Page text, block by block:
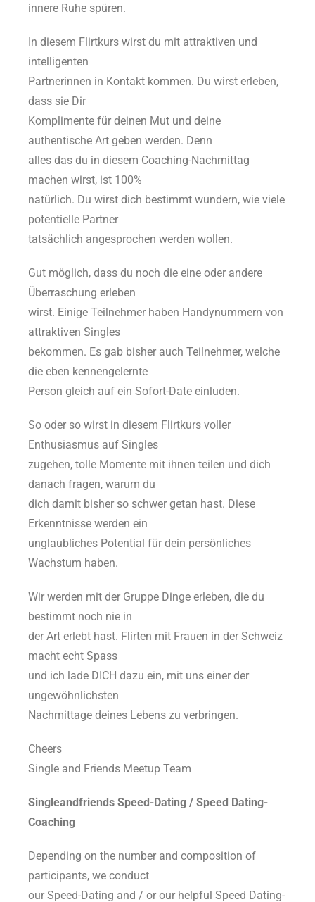
innere Ruhe spüren.
In diesem Flirtkurs wirst du mit attraktiven und
intelligenten
Partnerinnen in Kontakt kommen. Du wirst erleben,
dass sie Dir
Komplimente für deinen Mut und deine
authentische Art geben werden. Denn
alles das du in diesem Coaching-Nachmittag
machen wirst, ist 100%
natürlich. Du wirst dich bestimmt wundern, wie viele
potentielle Partner
tatsächlich angesprochen werden wollen.
Gut möglich, dass du noch die eine oder andere
Überraschung erleben
wirst. Einige Teilnehmer haben Handynummern von
attraktiven Singles
bekommen. Es gab bisher auch Teilnehmer, welche
die eben kennengelernte
Person gleich auf ein Sofort-Date einluden.
So oder so wirst in diesem Flirtkurs voller
Enthusiasmus auf Singles
zugehen, tolle Momente mit ihnen teilen und dich
danach fragen, warum du
dich damit bisher so schwer getan hast. Diese
Erkenntnisse werden ein
unglaubliches Potential für dein persönliches
Wachstum haben.
Wir werden mit der Gruppe Dinge erleben, die du
bestimmt noch nie in
der Art erlebt hast. Flirten mit Frauen in der Schweiz
macht echt Spass
und ich lade DICH dazu ein, mit uns einer der
ungewöhnlichsten
Nachmittage deines Lebens zu verbringen.
Cheers
Single and Friends Meetup Team
Singleandfriends Speed-Dating / Speed Dating-
Coaching
Depending on the number and composition of
participants, we conduct
our Speed-Dating and / or our helpful Speed Dating-